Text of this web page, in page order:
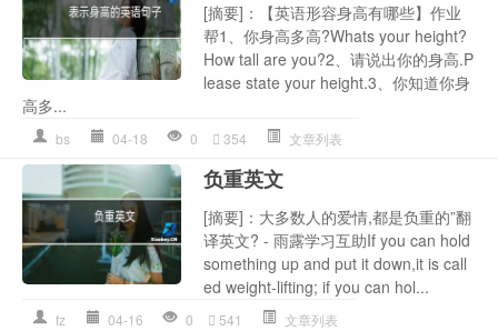
[摘要]：【英语形容身高有哪些】作业
帮1、你身高多高?Whats your height?
How tall are you?2、请说出你的身高.P
lease state your height.3、你知道你身
高多...
bs 04-18 0 354 文章列表
负重英文
[摘要]：大多数人的爱情,都是负重的”翻
译英文? - 雨露学习互助If you can hold
something up and put it down,it is call
ed weight-lifting; if you can hol...
fz 04-16 0 541 文章列表